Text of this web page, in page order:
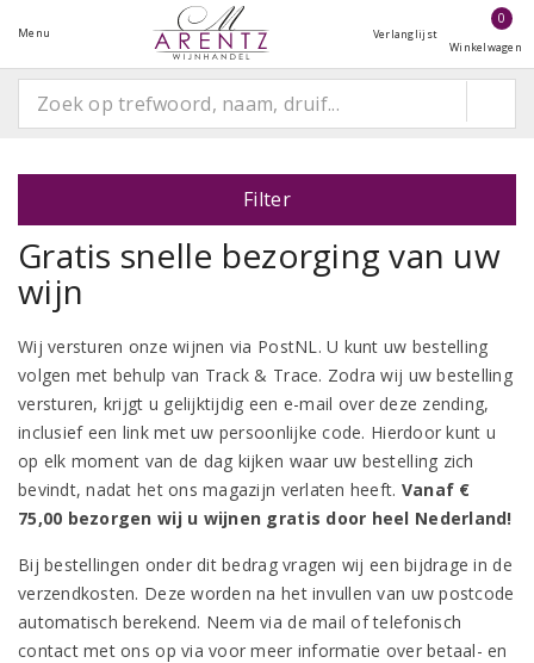
Menu Verlanglijst
0
Winkelwagen
Filter
Gratis snelle bezorging van uw
wijn
Wij versturen onze wijnen via PostNL. U kunt uw bestelling
volgen met behulp van Track & Trace. Zodra wij uw bestelling
versturen, krijgt u gelijktijdig een e-mail over deze zending,
inclusief een link met uw persoonlijke code. Hierdoor kunt u
op elk moment van de dag kijken waar uw bestelling zich
bevindt, nadat het ons magazijn verlaten heeft. Vanaf €
75,00 bezorgen wij u wijnen gratis door heel Nederland!
Bij bestellingen onder dit bedrag vragen wij een bijdrage in de
verzendkosten. Deze worden na het invullen van uw postcode
automatisch berekend. Neem via de mail of telefonisch
contact met ons op via voor meer informatie over betaal- en